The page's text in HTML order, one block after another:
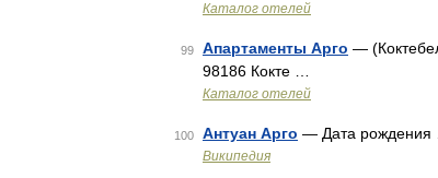
Каталог отелей
99 Апартаменты Арго —
98186 Кокте …
Каталог отелей
100 Антуан Арго — Дата рождения
Википедия